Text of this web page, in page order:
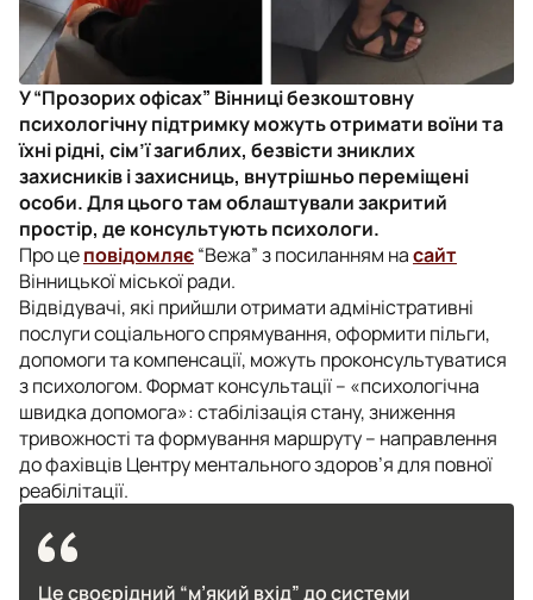
У “Прозорих офісах” Вінниці безкоштовну
психологічну підтримку можуть отримати воїни та
їхні рідні, сім’ї загиблих, безвісти зниклих
захисників і захисниць, внутрішньо переміщені
особи. Для цього там облаштували закритий
простір, де консультують психологи.
Про цеповідомляє“Вежа” з посиланням насайт
Вінницької міської ради.
Відвідувачі, які прийшли отримати адміністративні
послуги соціального спрямування, оформити пільги,
допомоги та компенсації, можуть проконсультуватися
з психологом. Формат консультації – «психологічна
швидка допомога»: стабілізація стану, зниження
тривожності та формування маршруту – направлення
до фахівців Центру ментального здоров’я для повної
реабілітації.
Це своєрідний “м’який вхід” до системи